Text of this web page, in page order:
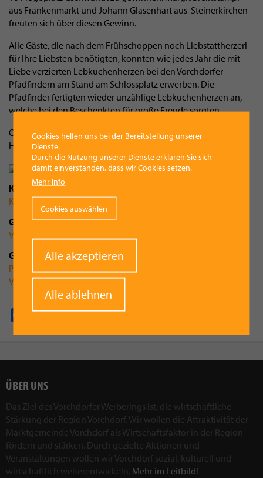
aus Frankenmarkt und Johann Glasenhart aus Steinerkirchen
freuten sich über diesen Gewinn.
Alle Gäste, die nach dem Frühschoppen noch Liebstattherzerl
für Ihre Liebsten benötigten, konnten wie jedes Jahr die mit
Liebe verzierten Lebkuchenherzen bei den Vorchdorfer
Pfadfindern am Stand am Schlossplatz erwerben. Die
Pfadfinder fertigten wieder unzählige Lebkuchenherzen an,
welche bei den Beschenkten für große Freude sorgten.
Quelle: Vorchdorfer Böhmische / Marktgemeinde; Fotos: Willi
Hitzenberger
Kategorie
Kultur
Gemeinde
Vorchdorf
Gruppenzugehörigkeit
Pfadfinder Vorchdorf
Vorchdorfer Böhmische
Facebook
Pinterest
X WhatsApp
Email
ÜBER UNS
Das Ziel des Vorchdorfer Werberings ist, die wirtschaftliche
Stärkung der Region Vorchdorf. Wir wollen die Attraktivität der
Marktgemeinde Vorchdorf als Wirtschaftsfaktor in der Region
fördern und stärken. Durch gezielte Aktionen und
Veranstaltungen wollen wir Vorchdorf sozial, kulturell und
wirtschaftlich weiterentwickeln. Mehr im Leitbild!
Cookies helfen uns bei der Bereitstellung unserer
Dienste.
Durch die Nutzung unserer Dienste erklären Sie sich
damit einverstanden, dass wir Cookies setzen.
Mehr Info
Cookies auswählen
Alle akzeptieren
Alle ablehnen